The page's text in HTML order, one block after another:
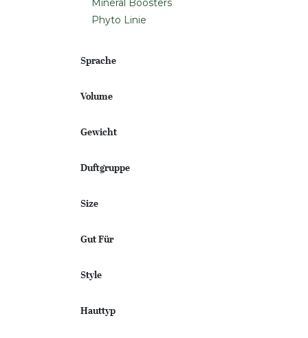
Mineral Boosters
Phyto Linie
Sprache
Volume
Gewicht
Duftgruppe
Size
Gut Für
Style
Hauttyp